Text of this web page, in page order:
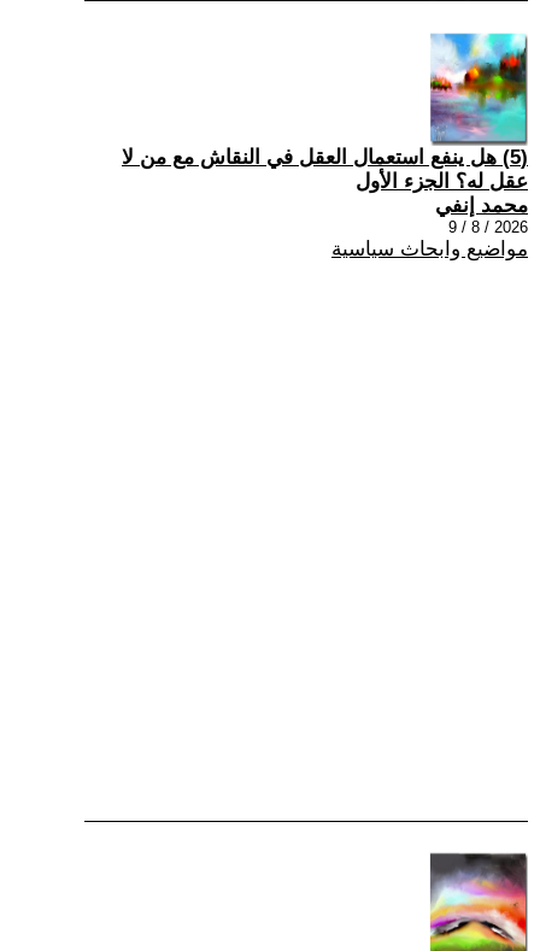
(5) هل ينفع استعمال العقل في النقاش مع من لا
عقل له؟ الجزء الأول
محمد إنفي
2026 / 8 / 9
مواضيع وابحاث سياسية